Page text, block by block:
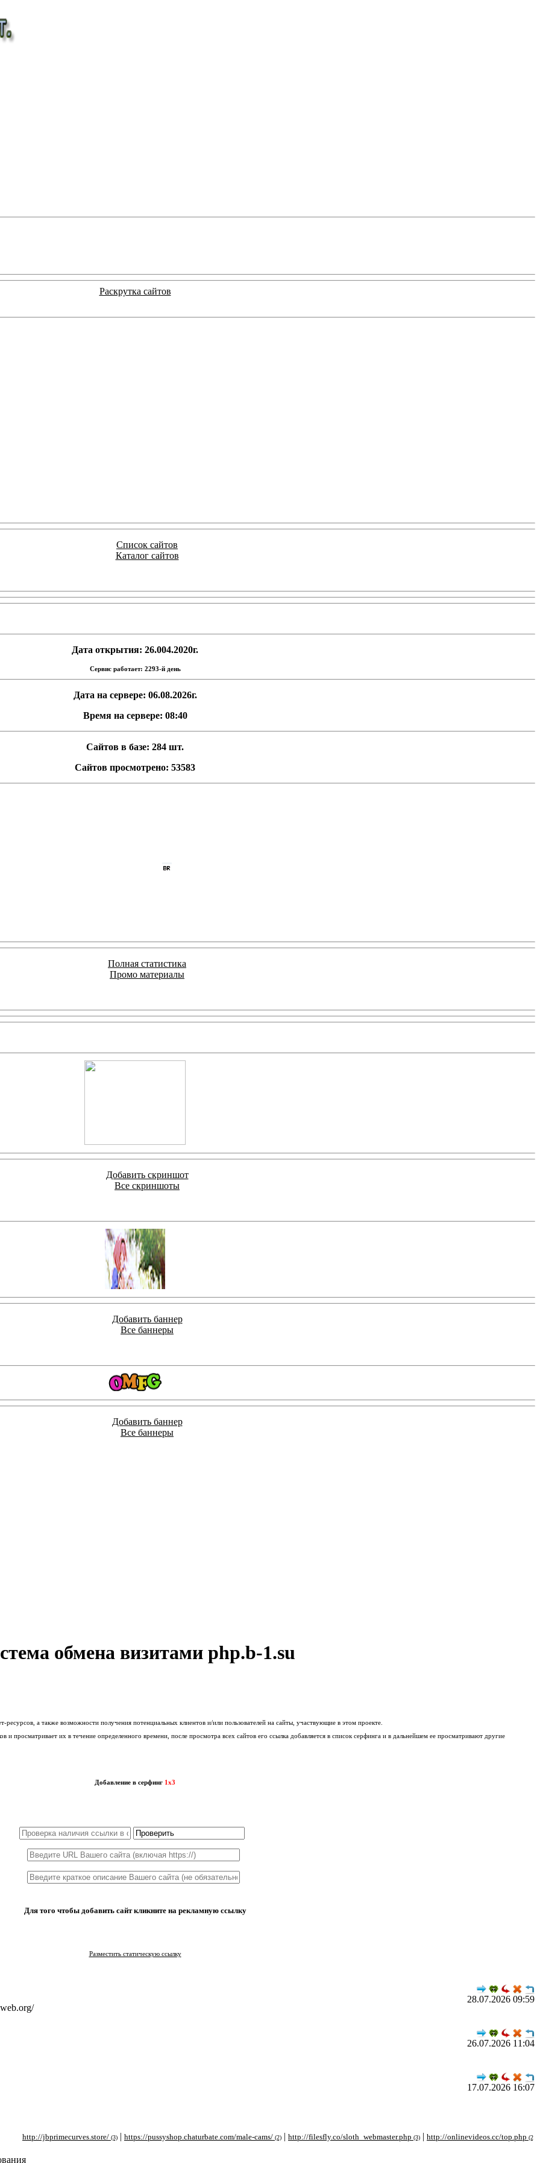
Раскрутка сайтов
Список сайтов
Каталог сайтов
Дата открытия: 26.004.2020г.
Сервис работает: 2293-й день
Дата на сервере: 06.08.2026г.
Время на сервере: 08:40
Сайтов в базе: 284 шт.
Сайтов просмотрено: 53583
Полная статистика
Промо материалы
Добавить скриншот
Все скриншоты
Добавить баннер
Все баннеры
Добавить баннер
Все баннеры
обмена визитами php.b-1.su
а также возможности получения потенциальных клиентов и/или пользователей на сайты, участвующие в этом проекте.
просматривает их в течение определенного времени, после просмотра всех сайтов его ссылка добавляется в список серфинга и в дальнейшем ее просматривают другие
Добавление в серфинг 1x3
Для того чтобы добавить сайт кликните на рекламную ссылку
Разместить статическую ссылку
28.07.2026 09:59
26.07.2026 11:04
17.07.2026 16:07
http://jbprimecurves.store/(3)|https://pussyshop.chaturbate.com/male-cams/(2)|http://filesfly.co/sloth_webmaster.php(3)|http://onlinevideos.cc/top.php(2)|http://